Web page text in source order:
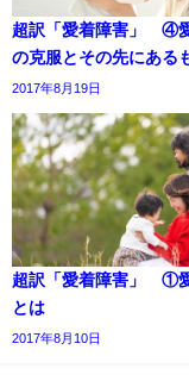
超訳「愛着障害」 ④
の克服とその先にある
2017年8月19日
超訳「愛着障害」 ①
とは
2017年8月10日